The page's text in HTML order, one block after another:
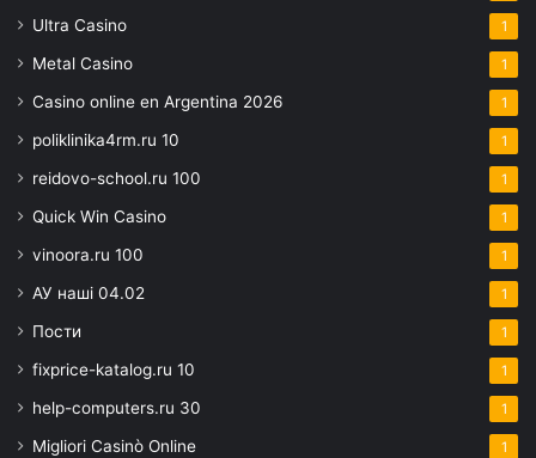
Ultra Casino 1
Metal Casino 1
Casino online en Argentina 2026 1
poliklinika4rm.ru 10 1
reidovo-school.ru 100 1
Quick Win Casino 1
vinoora.ru 100 1
АУ наші 04.02 1
Пости 1
fixprice-katalog.ru 10 1
help-computers.ru 30 1
Migliori Casinò Online 1